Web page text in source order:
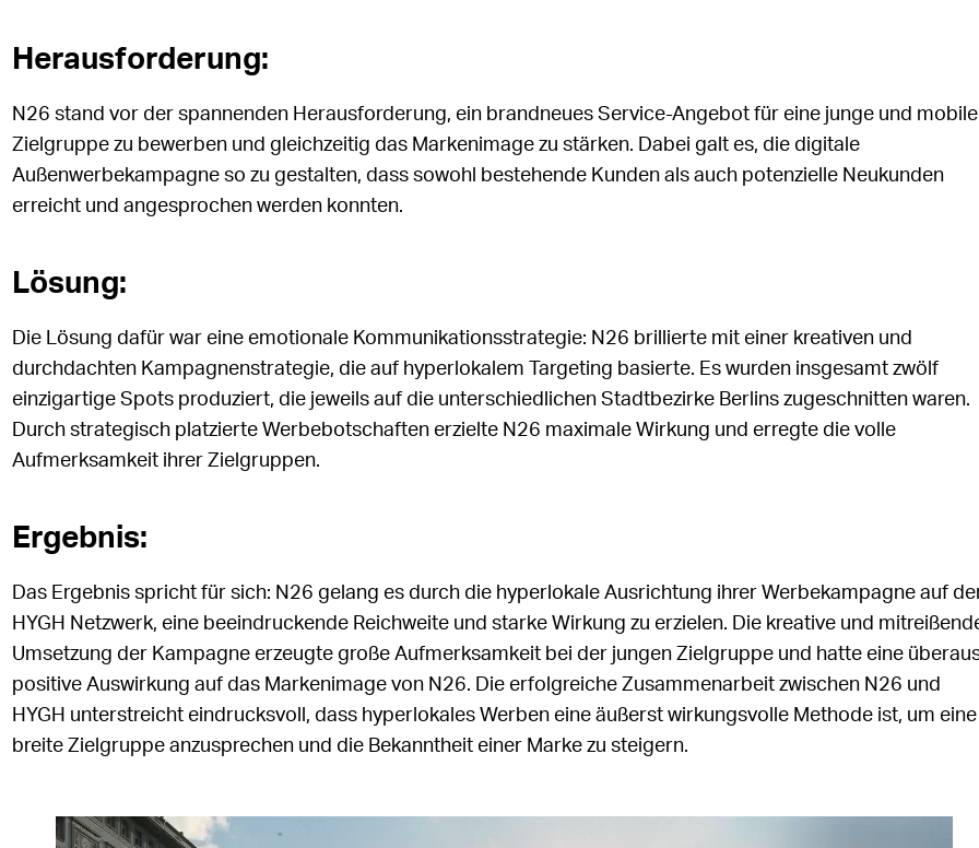
Herausforderung:
N26 stand vor der spannenden Herausforderung, ein brandneues Service-Angebot für eine junge und mobile
Zielgruppe zu bewerben und gleichzeitig das Markenimage zu stärken. Dabei galt es, die digitale
Außenwerbekampagne so zu gestalten, dass sowohl bestehende Kunden als auch potenzielle Neukunden
erreicht und angesprochen werden konnten.
Lösung:
Die Lösung dafür war eine emotionale Kommunikationsstrategie: N26 brillierte mit einer kreativen und
durchdachten Kampagnenstrategie, die auf hyperlokalem Targeting basierte. Es wurden insgesamt zwölf
einzigartige Spots produziert, die jeweils auf die unterschiedlichen Stadtbezirke Berlins zugeschnitten waren.
Durch strategisch platzierte Werbebotschaften erzielte N26 maximale Wirkung und erregte die volle
Aufmerksamkeit ihrer Zielgruppen.
Ergebnis:
Das Ergebnis spricht für sich: N26 gelang es durch die hyperlokale Ausrichtung ihrer Werbekampagne auf
HYGH Netzwerk, eine beeindruckende Reichweite und starke Wirkung zu erzielen. Die kreative und
Umsetzung der Kampagne erzeugte große Aufmerksamkeit bei der jungen Zielgruppe und hatte eine
positive Auswirkung auf das Markenimage von N26. Die erfolgreiche Zusammenarbeit zwischen N26 und
HYGH unterstreicht eindrucksvoll, dass hyperlokales Werben eine äußerst wirkungsvolle Methode ist, um eine
breite Zielgruppe anzusprechen und die Bekanntheit einer Marke zu steigern.